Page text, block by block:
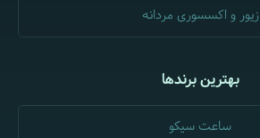
زیور و اکسسوری مردانه
بهترین برندها
ساعت سیکو